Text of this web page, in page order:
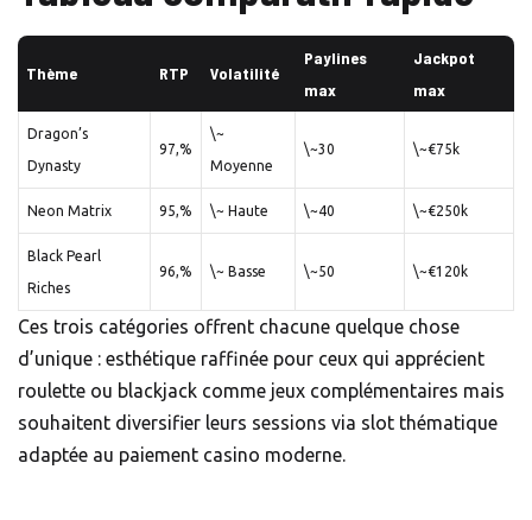
Thème RTP Volatilité
Paylines
max
Jackpot
max
Dragon’s
Dynasty
97,%
\~
Moyenne
\~30 \~€75k
Neon Matrix 95,% \~ Haute \~40 \~€250k
Black Pearl
Riches
96,% \~ Basse \~50 \~€120k
Ces trois catégories offrent chacune quelque chose
d’unique : esthétique raffinée pour ceux qui apprécient
roulette ou blackjack comme jeux complémentaires mais
souhaitent diversifier leurs sessions via slot thématique
adaptée au paiement casino moderne.